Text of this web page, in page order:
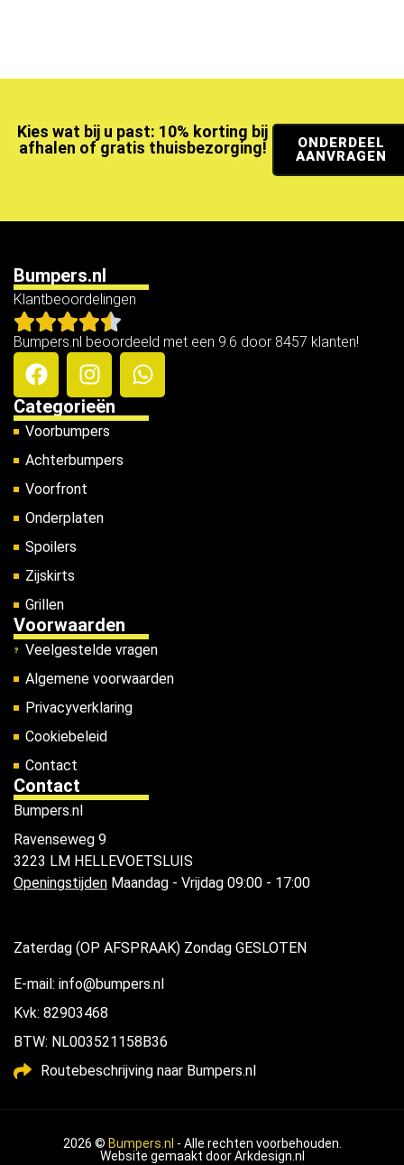
Kies wat bij u past: 10% korting bij
afhalen of gratis thuisbezorging!
ONDERDEEL
AANVRAGEN
Bumpers.nl
Klantbeoordelingen
Bumpers.nl beoordeeld met een 9.6 door 8457 klanten!
Categorieën
Voorbumpers
Achterbumpers
Voorfront
Onderplaten
Spoilers
Zijskirts
Grillen
Voorwaarden
Veelgestelde vragen
Algemene voorwaarden
Privacyverklaring
Cookiebeleid
Contact
Contact
Bumpers.nl
Ravenseweg 9
3223 LM HELLEVOETSLUIS
Openingstijden Maandag - Vrijdag 09:00 - 17:00
Zaterdag (OP AFSPRAAK) Zondag GESLOTEN
E-mail: info@bumpers.nl
Kvk: 82903468
BTW: NL003521158B36
Routebeschrijving naar Bumpers.nl
2026 © Bumpers.nl - Alle rechten voorbehouden.
Website gemaakt doorArkdesign.nl